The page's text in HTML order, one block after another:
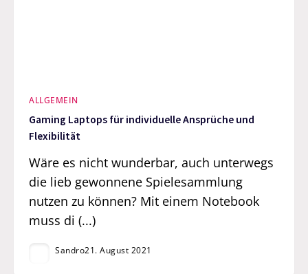
ALLGEMEIN
Gaming Laptops für individuelle Ansprüche und
Flexibilität
Wäre es nicht wunderbar, auch unterwegs
die lieb gewonnene Spielesammlung
nutzen zu können? Mit einem Notebook
muss di (...)
Sandro21. August 2021